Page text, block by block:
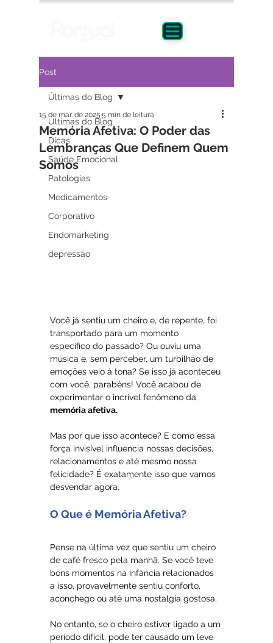
Post
Últimas do Blog
Dicas
Saúde Emocional
Patologias
Medicamentos
Corporativo
Endomarketing
depressão
Últimas do Blog
Memória Afetiva: O Poder das
Lembranças Que Definem Quem
Somos
15 de mar. de 2025 5 min de leitura
Você já sentiu um cheiro e, de repente, foi
transportado para um momento
específico do passado? Ou ouviu uma
música e, sem perceber, um turbilhão de
emoções veio à tona? Se isso já aconteceu
com você, parabéns! Você acabou de
experimentar o incrível fenômeno da
memória afetiva.
Mas por que isso acontece? E como essa
força invisível influencia nossas decisões,
relacionamentos e até mesmo nossa
felicidade? É exatamente isso que vamos
desvendar agora.
O Que é Memória Afetiva?
Pense na última vez que sentiu um cheiro
de café fresco pela manhã. Se você teve
bons momentos na infância relacionados
a isso, provavelmente sentiu conforto,
aconchego ou até uma nostalgia gostosa.
No entanto, se o cheiro estiver ligado a um
período difícil, pode ter causado um leve